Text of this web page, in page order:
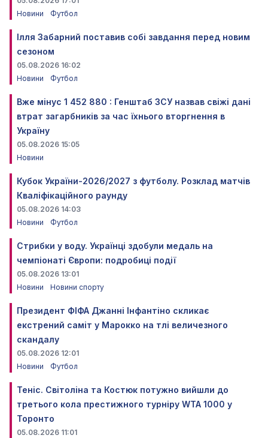
Новини
Футбол
Ілля Забарний поставив собі завдання перед новим
сезоном
05.08.2026 16:02
Новини
Футбол
Вже мінус 1 452 880 : Генштаб ЗСУ назвав свіжі дані
втрат загарбників за час їхнього вторгнення в
Україну
05.08.2026 15:05
Новини
Кубок України-2026/2027 з футболу. Розклад матчів
Кваліфікаційного раунду
05.08.2026 14:03
Новини
Футбол
Стрибки у воду. Українці здобули медаль на
чемпіонаті Європи: подробиці події
05.08.2026 13:01
Новини
Новини спорту
Президент ФІФА Джанні Інфантіно скликає
екстрений саміт у Марокко на тлі величезного
скандалу
05.08.2026 12:01
Новини
Футбол
Теніс. Світоліна та Костюк потужно вийшли до
третього кола престижного турніру WTA 1000 у
Торонто
05.08.2026 11:01